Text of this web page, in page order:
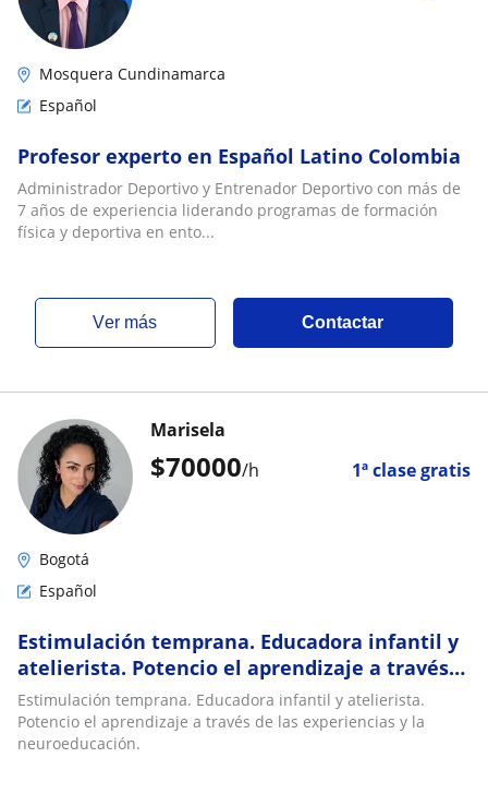
Mosquera Cundinamarca
Español
Profesor experto en Español Latino Colombia
Administrador Deportivo y Entrenador Deportivo con más de
7 años de experiencia liderando programas de formación
física y deportiva en ento...
ver más Contactar
$70000/h 1ª clase gratis
Marisela
Bogotá
Español
Estimulación temprana. Educadora infantil y
atelierista. Potencio el aprendizaje a través
de las experiencias y la neuroeducación
Estimulación temprana. Educadora infantil y atelierista.
Potencio el aprendizaje a través de las experiencias y la
neuroeducación.